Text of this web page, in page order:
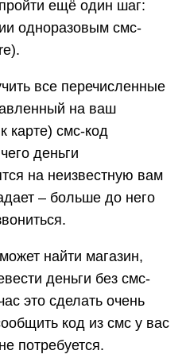
ещё один шаг:
одноразовым смс-
все перечисленные
на ваш
карте) смс-код
деньги
на неизвестную вам
– больше до него
найти магазин,
деньги без смс-
это сделать очень
код из смс у вас
потребуется.